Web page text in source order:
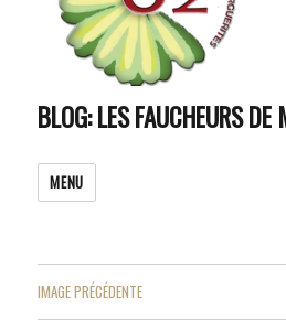
BLOG: LES FAUCHEURS
MENU
IMAGE PRÉCÉDENTE